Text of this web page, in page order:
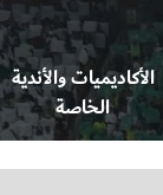
الأكاديميات والأندية
الخاصة